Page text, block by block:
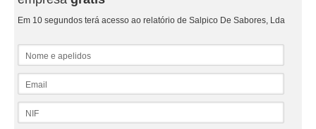
Em 10 segundos terá acesso ao relatório de Salpico De Sabores, Lda